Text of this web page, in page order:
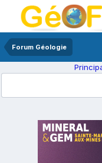
Forum Géologie